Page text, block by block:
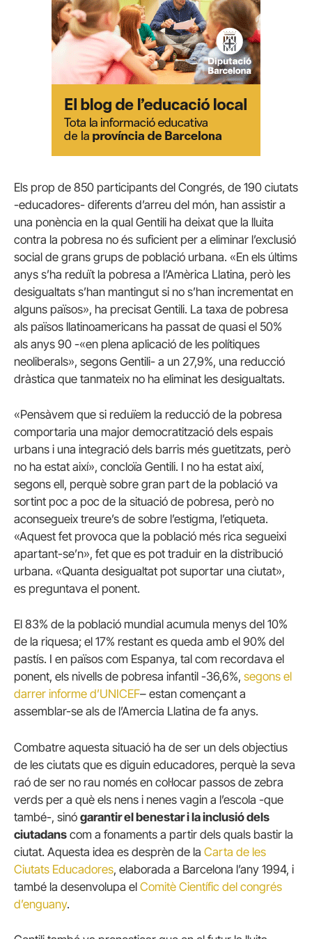
Els prop de 850 participants del Congrés, de 190 ciutats
-educadores- diferents d’arreu del món, han assistir a
una ponència en la qual Gentili ha deixat que la lluita
contra la pobresa no és suficient per a eliminar l’exclusió
social de grans grups de població urbana. «En els últims
anys s’ha reduït la pobresa a l’Amèrica Llatina, però les
desigualtats s’han mantingut si no s’han incrementat en
alguns països», ha precisat Gentili. La taxa de pobresa
als països llatinoamericans ha passat de quasi el 50%
als anys 90 -«en plena aplicació de les polítiques
neoliberals», segons Gentili- a un 27,9%, una reducció
dràstica que tanmateix no ha eliminat les desigualtats.
«Pensàvem que si reduïem la reducció de la pobresa
comportaria una major democratització dels espais
urbans i una integració dels barris més guetitzats, però
no ha estat així», concloïa Gentili. I no ha estat així,
segons ell, perquè sobre gran part de la població va
sortint poc a poc de la situació de pobresa, però no
aconsegueix treure’s de sobre l’estigma, l’etiqueta.
«Aquest fet provoca que la població més rica segueixi
apartant-se’n», fet que es pot traduir en la distribució
urbana. «Quanta desigualtat pot suportar una ciutat»,
es preguntava el ponent.
El 83% de la població mundial acumula menys del 10%
de la riquesa; el 17% restant es queda amb el 90% del
pastís. I en països com Espanya, tal com recordava el
ponent, els nivells de pobresa infantil -36,6%, segons el
darrer informe d’UNICEF– estan començant a
assemblar-se als de l’Amercia Llatina de fa anys.
Combatre aquesta situació ha de ser un dels objectius
de les ciutats que es diguin educadores, perquè la seva
raó de ser no rau només en col·locar passos de zebra
verds per a què els nens i nenes vagin a l’escola -que
també-, sinó garantir el benestar i la inclusió dels
ciutadans com a fonaments a partir dels quals bastir la
ciutat. Aquesta idea es desprèn de la Carta de les
Ciutats Educadores, elaborada a Barcelona l’any 1994, i
també la desenvolupa el Comitè Científic del congrés
d’enguany.